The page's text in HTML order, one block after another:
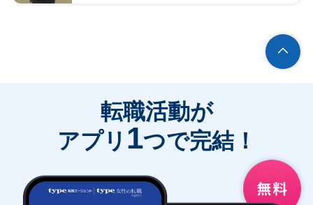
転職活動が
アプリ 1つで完結！